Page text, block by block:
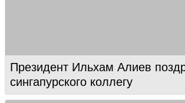
Президент Ильхам Алиев
сингапурского коллегу